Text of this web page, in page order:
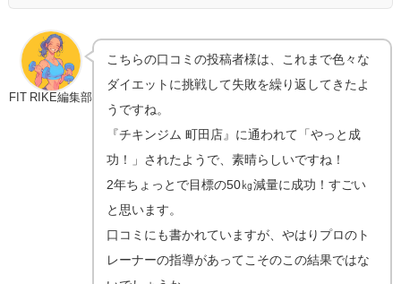
FIT RIKE編集部
こちらの口コミの投稿者様は、これまで色々な
ダイエットに挑戦して失敗を繰り返してきたよ
うですね。
『チキンジム 町田店』に通われて「やっと成
功！」されたようで、素晴らしいですね！
2年ちょっとで目標の50㎏減量に成功！すごい
と思います。
口コミにも書かれていますが、やはりプロのト
レーナーの指導があってこそのこの結果ではな